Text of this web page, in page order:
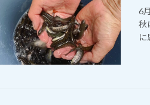
6
秋
に